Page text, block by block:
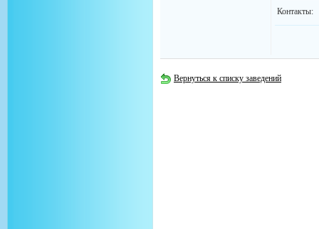
Контакты:
Вернуться к списку заведений